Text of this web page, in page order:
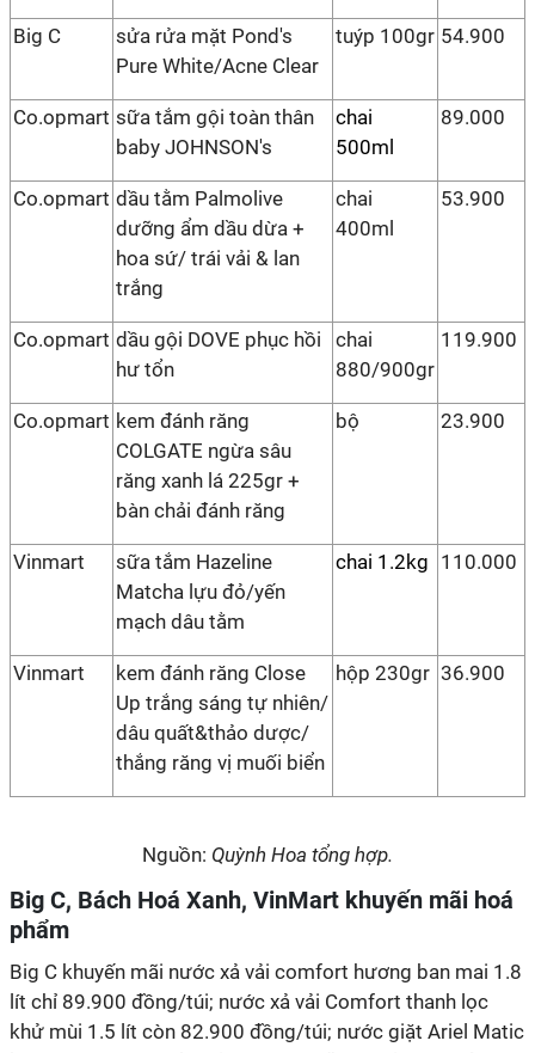
Big C
sửa rửa mặt Pond's
Pure White/Acne Clear
tuýp 100gr 54.900
Co.opmart sữa tắm gội toàn thân
baby JOHNSON's
chai
500ml
89.000
Co.opmart dầu tằm Palmolive
dưỡng ẩm dầu dừa +
hoa sứ/ trái vải & lan
trắng
chai
400ml
53.900
Co.opmart dầu gội DOVE phục hồi
hư tổn
chai
880/900gr
119.900
Co.opmart kem đánh răng
COLGATE ngừa sâu
răng xanh lá 225gr +
bàn chải đánh răng
bộ 23.900
Vinmart
sữa tắm Hazeline
Matcha lựu đỏ/yến
mạch dâu tằm
chai 1.2kg 110.000
Vinmart
kem đánh răng Close
Up trắng sáng tự nhiên/
dâu quất&thảo dược/
thắng răng vị muối biển
hộp 230gr 36.900
Nguồn: Quỳnh Hoa tổng hợp.
Big C, Bách Hoá Xanh, VinMart khuyến mãi hoá
phẩm
Big C khuyến mãi nước xả vải comfort hương ban mai 1.8
lít chỉ 89.900 đồng/túi; nước xả vải Comfort thanh lọc
khử mùi 1.5 lít còn 82.900 đồng/túi; nước giặt Ariel Matic